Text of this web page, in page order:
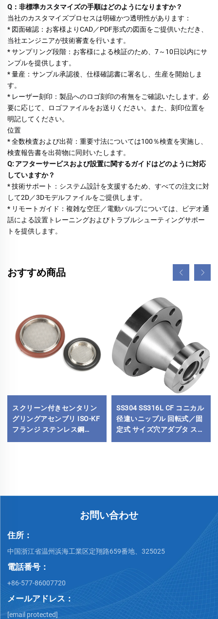
Q：非標準カスタマイズの手順はどのようになりますか？
当社のカスタマイズプロセスは明確かつ透明性があります：
* 図面確認：お客様よりCAD／PDF形式の図面をご提供いただき、
当社エンジニアが技術審査を行います。
* サンプリング段階：お客様による検証のため、7～10日以内にサ
ンプルを提供します。
* 量産：サンプル承認後、仕様確認書に署名し、生産を開始しま
す。
* レーザー刻印：製品へのロゴ刻印の有無をご確認いたします。必
要に応じて、ロゴファイルをお送りください。また、刻印位置を
明記してください。
位置
* 全数検査および出荷：重要寸法については100％検査を実施し、
検査報告書を出荷物に同封いたします。
Q: アフターサービスおよび設置に関するガイドはどのように対応
していますか？
* 技術サポート：システム設計を支援するため、すべての注文に対
して2D／3Dモデルファイルをご提供します。
* リモートガイド：複雑な空圧／電動バルブについては、ビデオ通
話による設置トレーニングおよびトラブルシューティングサポー
トを提供します。
おすすめ商品
スクリーン付きセンタリン
グリングアセンブリ ISO-KF
フランジ ステンレス鋼
SS304 SS316L CF コニカル
径違いニップル 回転式／固
定式 サイズ穴アダプタ ステ
お問い合わせ
住所：
中国浙江省温州浜海工業区定翔路659番地、325025
電話番号：
+86-577-86007720
メールアドレス：
[email protected]